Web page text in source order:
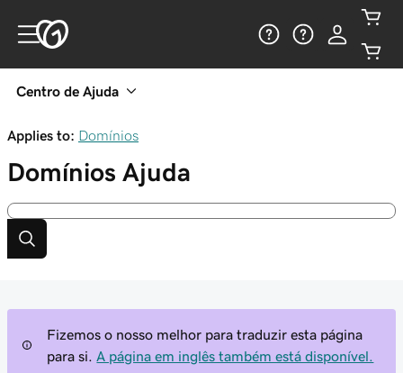
Centro de Ajuda
Applies to: Domínios
Domínios Ajuda
Fizemos o nosso melhor para traduzir esta página
para si.
A página em inglês também está disponível.